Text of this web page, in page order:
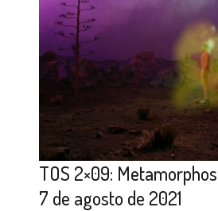
TOS 2×09:
7 de agosto de 2021